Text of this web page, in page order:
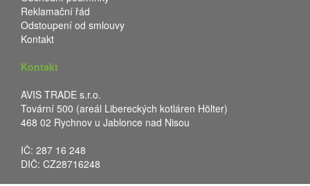
Reklamační řád
Odstoupení od smlouvy
Kontakt
Kontakt
AVIS TRADE s.r.o.
Tovární 500 (areál Libereckých kotláren Hölter)
468 02 Rychnov u Jablonce nad Nisou
IČ: 287 16 248
DIČ: CZ28716248